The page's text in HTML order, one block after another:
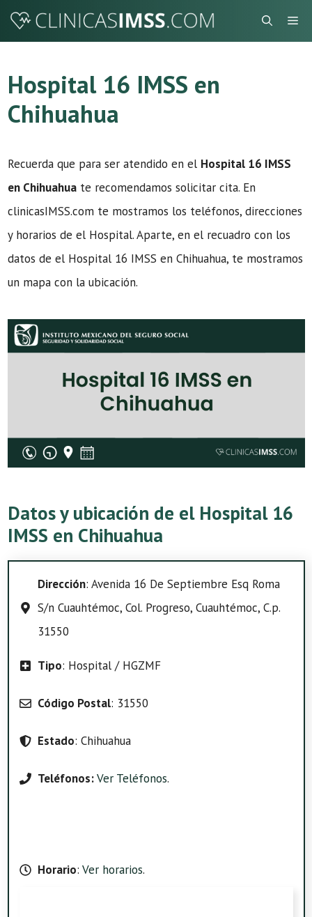
Saltar
Hospital 16 IMSS en
Chihuahua
Recuerda que para ser atendido en el Hospital 16 IMSS
en Chihuahua te recomendamos solicitar cita. En
clinicasIMSS.com te mostramos los teléfonos, direcciones
y horarios de el Hospital. Aparte, en el recuadro con los
datos de el Hospital 16 IMSS en Chihuahua, te mostramos
un mapa con la ubicación.
Datos y ubicación de el Hospital 16
IMSS en Chihuahua
Dirección: Avenida 16 De Septiembre Esq Roma
S/n Cuauhtémoc, Col. Progreso, Cuauhtémoc, C.p.
31550
Tipo: Hospital / HGZMF
Código Postal: 31550
Estado: Chihuahua
Teléfonos:Ver Teléfonos.
Horario: Ver horarios.